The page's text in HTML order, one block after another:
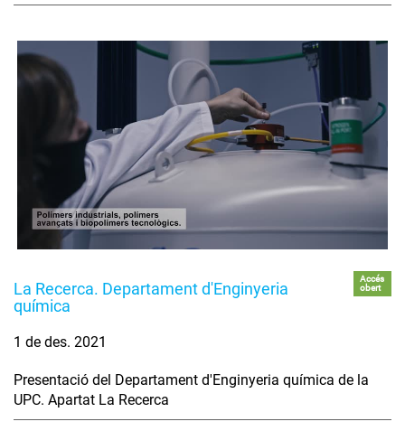
La Recerca. Departament d'Enginyeria
química
Accés
obert
1 de des. 2021
Presentació del Departament d'Enginyeria química de la
UPC. Apartat La Recerca